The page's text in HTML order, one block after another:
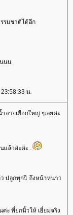
รมชาติได้อีก
นน
น.
ลายเฮือกใหญ่ ๆเลยค่ะ
แล้วอ่ะค่ะ...
ปลูกทุกปี ถึงหน้าหนาว
ะ พี่ยกนิ้วให้ เยี่ยมจริง